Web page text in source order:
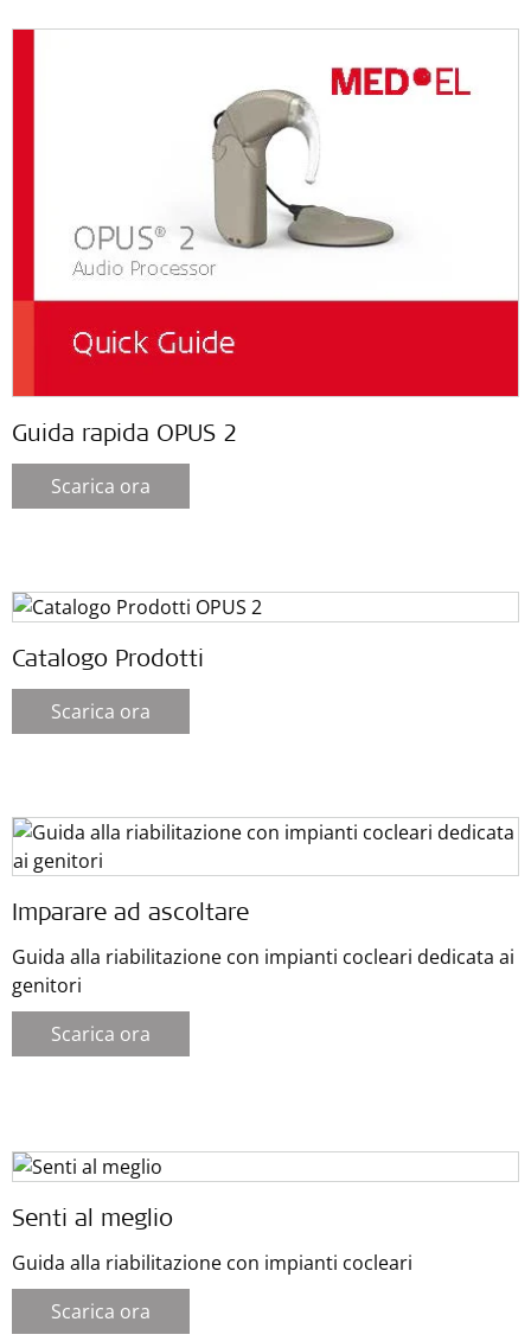
Guida rapida OPUS 2
Scarica ora
Catalogo Prodotti
Scarica ora
Imparare ad ascoltare
Guida alla riabilitazione con impianti cocleari dedicata ai
genitori
Scarica ora
Senti al meglio
Guida alla riabilitazione con impianti cocleari
Scarica ora